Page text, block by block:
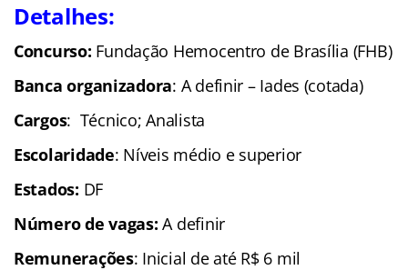
Detalhes:
Concurso: Fundação Hemocentro de Brasília (FHB)
Banca organizadora: A definir – Iades (cotada)
Cargos: Técnico; Analista
Escolaridade: Níveis médio e superior
Estados: DF
Número de vagas: A definir
Remunerações: Inicial de até R$ 6 mil